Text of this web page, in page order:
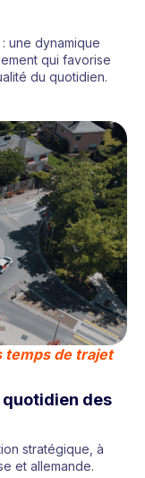
une dynamique
qui favorise
du quotidien.
temps de trajet
des
stratégique, à
et allemande.